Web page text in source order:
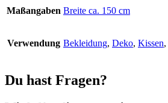
Maßangaben Breite ca. 150 cm
Verwendung Bekleidung, Deko, Kissen,
Du hast Fragen?